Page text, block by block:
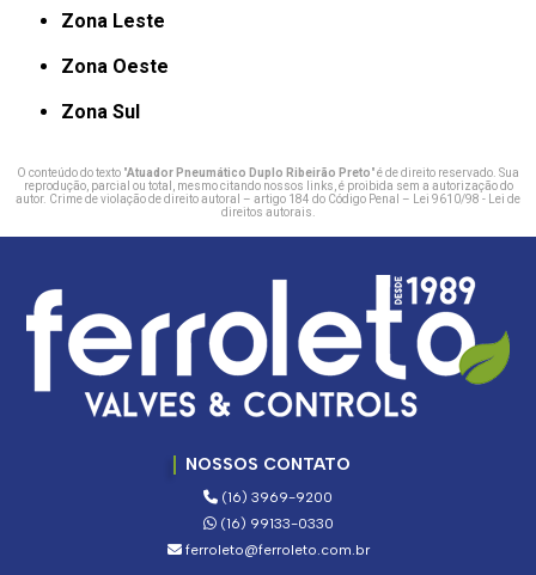
Zona Leste
Zona Oeste
Zona Sul
O conteúdo do texto "Atuador Pneumático Duplo Ribeirão Preto" é de direito reservado. Sua
reprodução, parcial ou total, mesmo citando nossos links, é proibida sem a autorização do
autor. Crime de violação de direito autoral – artigo 184 do Código Penal –
Lei 9610/98 - Lei de
direitos autorais
NOSSOS CONTATO
(16) 3969-9200
(16) 99133-0330
ferroleto@ferroleto.com.br